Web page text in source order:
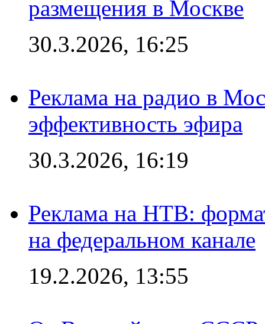
размещения в Москве
30.3.2026, 16:25
Реклама на радио в
эффективность эфира
30.3.2026, 16:19
Реклама на НТВ:
на федеральном канале
19.2.2026, 13:55